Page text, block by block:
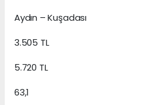
Aydın – Kuşadası
3.505 TL
5.720 TL
63,1